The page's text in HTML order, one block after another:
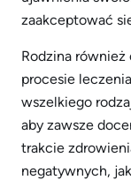
zaakceptować
Rodzina również
procesie
wszelkiego
aby zawsze
trakcie
negatywnych,